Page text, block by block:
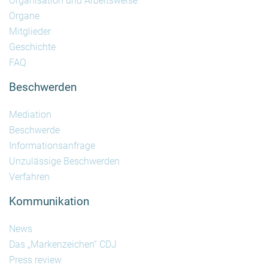
Organe
Mitglieder
Geschichte
FAQ
Beschwerden
Mediation
Beschwerde
Informationsanfrage
Unzulässige Beschwerden
Verfahren
Kommunikation
News
Das „Markenzeichen“ CDJ
Press review